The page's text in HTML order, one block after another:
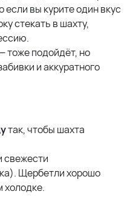
вы курите один вкус
стекать в шахту,
тоже подойдёт, но
и аккуратного
так, чтобы шахта
свежести
Щербетли хорошо
холодке.